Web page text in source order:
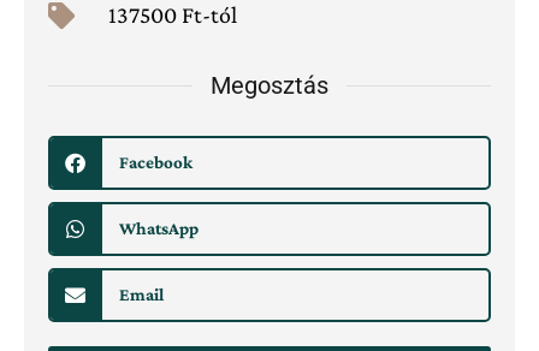
137500 Ft-tól
Megosztás
Facebook
WhatsApp
Email